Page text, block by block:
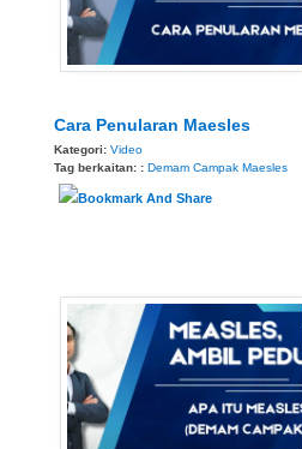
Cara Penularan Maesles
Kategori: Video
Tag berkaitan: : Demam Campak Maesles